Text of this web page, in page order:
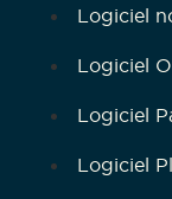
Logiciel
Logiciel
Logiciel
Logiciel